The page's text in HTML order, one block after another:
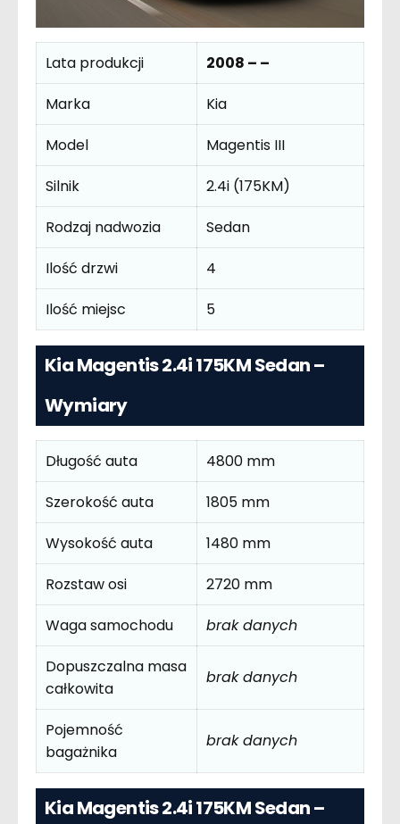
Lata produkcji
2008 – –
Marka
Kia
Model
Magentis III
Silnik
2.4i (175KM)
Rodzaj nadwozia
Sedan
Ilość drzwi
4
Ilość miejsc
5
Kia Magentis 2.4i 175KM Sedan –
Wymiary
Długość auta
4800 mm
Szerokość auta
1805 mm
Wysokość auta
1480 mm
Rozstaw osi
2720 mm
Waga samochodu
brak danych
Dopuszczalna masa
całkowita
brak danych
Pojemność
bagażnika
brak danych
Kia Magentis 2.4i 175KM Sedan –